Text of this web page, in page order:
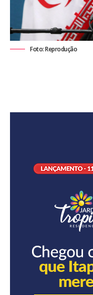
Foto: Reprodução